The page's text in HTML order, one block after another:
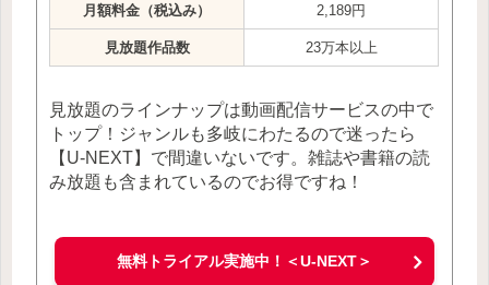
月額料金（税込み） 2,189円
見放題作品数 23万本以上
見放題のラインナップは動画配信サービスの中で
トップ！ジャンルも多岐にわたるので迷ったら
【U-NEXT】で間違いないです。雑誌や書籍の読
み放題も含まれているのでお得ですね！
無料トライアル実施中！＜U-NEXT＞